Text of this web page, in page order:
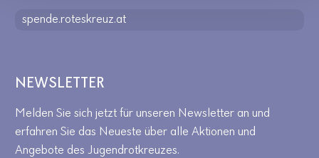
spende.roteskreuz.at
NEWSLETTER
Melden Sie sich jetzt für unseren Newsletter an und
erfahren Sie das Neueste über alle Aktionen und
Angebote des Jugendrotkreuzes.